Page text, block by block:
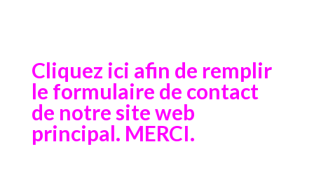
Cliquez ici afin de remplir
le formulaire de contact
de notre site web
principal. MERCI.